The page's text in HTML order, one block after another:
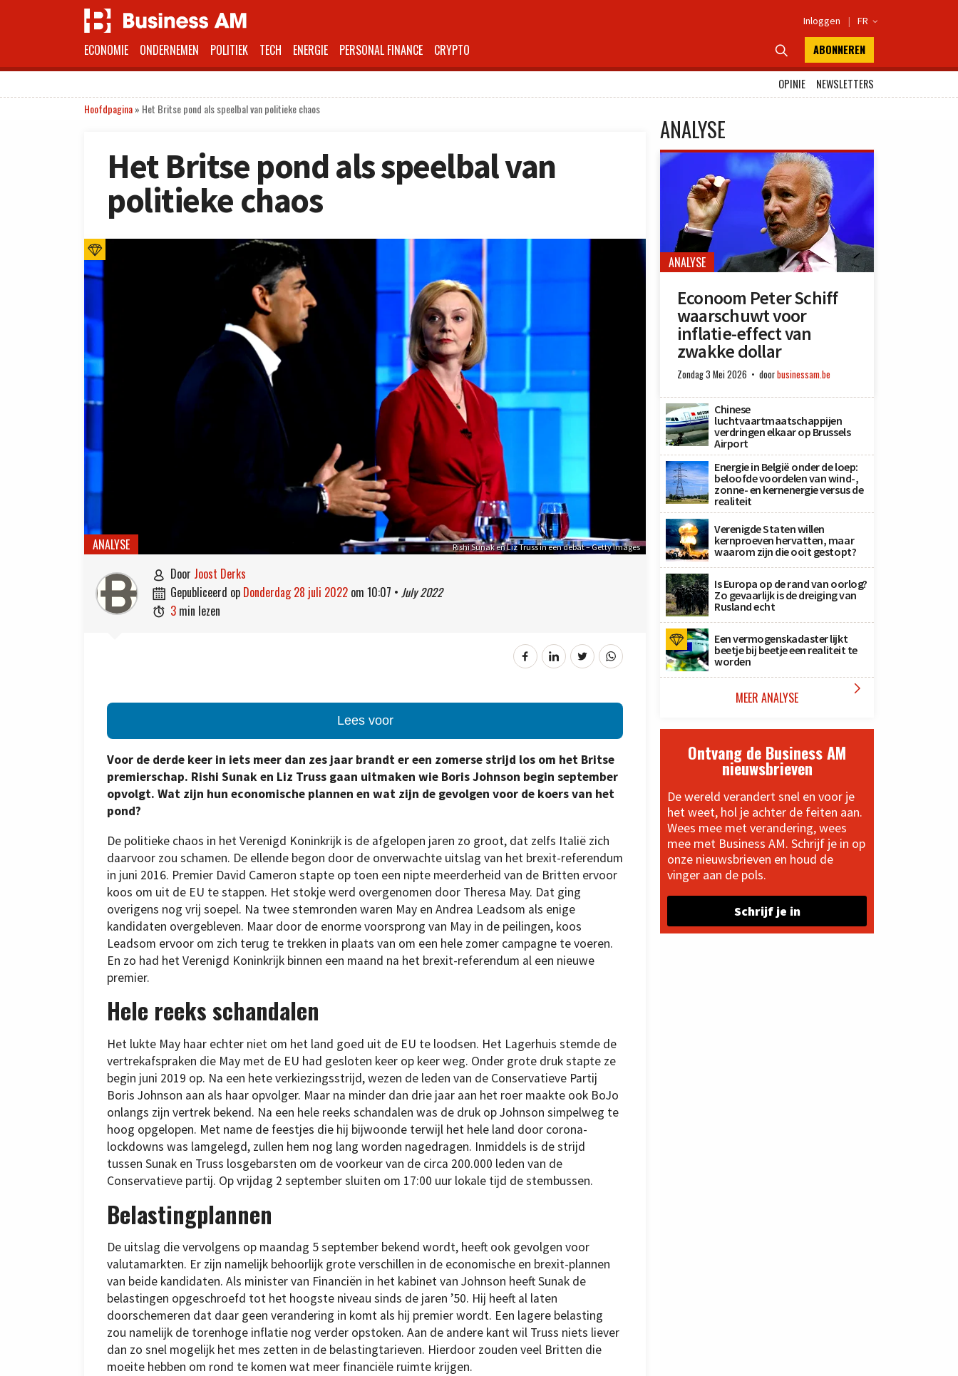
Inloggen | FR 
ECONOMIE ONDERNEMEN POLITIEK TECH ENERGIE PERSONAL FINANCE CRYPTO  ABONNEREN
OPINIE
NEWSLETTERS
Hoofdpagina» Het Britse pond als speelbal van politieke chaos
Het Britse pond als speelbal van
politieke chaos
Rishi Sunak en Liz Truss in een debat – Getty Images
ANALYSE
 door Joost Derks
 gepubliceerd op donderdag 28 juli 2022 om 10:07 • July 2022
 3 min lezen
Lees voor
Voor de derde keer in iets meer dan zes jaar brandt er een zomerse strijd los om het Britse
premierschap. Rishi Sunak en Liz Truss gaan uitmaken wie Boris Johnson begin september
opvolgt. Wat zijn hun economische plannen en wat zijn de gevolgen voor de koers van het
pond?
De politieke chaos in het Verenigd Koninkrijk is de afgelopen jaren zo groot, dat zelfs Italië zich
daarvoor zou schamen. De ellende begon door de onverwachte uitslag van het brexit-referendum
in juni 2016. Premier David Cameron stapte op toen een nipte meerderheid van de Britten ervoor
koos om uit de EU te stappen. Het stokje werd overgenomen door Theresa May. Dat ging
overigens nog vrij soepel. Na twee stemronden waren May en Andrea Leadsom als enige
kandidaten overgebleven. Maar door de enorme voorsprong van May in de peilingen, koos
Leadsom ervoor om zich terug te trekken in plaats van om een hele zomer campagne te voeren.
En zo had het Verenigd Koninkrijk binnen een maand na het brexit-referendum al een nieuwe
premier.
Hele reeks schandalen
Het lukte May haar echter niet om het land goed uit de EU te loodsen. Het Lagerhuis stemde de
vertrekafspraken die May met de EU had gesloten keer op keer weg. Onder grote druk stapte ze
begin juni 2019 op. Na een hete verkiezingsstrijd, wezen de leden van de Conservatieve Partij
Boris Johnson aan als haar opvolger. Maar na minder dan drie jaar aan het roer maakte ook BoJo
onlangs zijn vertrek bekend. Na een hele reeks schandalen was de druk op Johnson simpelweg te
hoog opgelopen. Met name de feestjes die hij bijwoonde terwijl het hele land door corona-
lockdowns was lamgelegd, zullen hem nog lang worden nagedragen. Inmiddels is de strijd
tussen Sunak en Truss losgebarsten om de voorkeur van de circa 200.000 leden van de
Conservatieve partij. Op vrijdag 2 september sluiten om 17:00 uur lokale tijd de stembussen.
Belastingplannen
De uitslag die vervolgens op maandag 5 september bekend wordt, heeft ook gevolgen voor
valutamarkten. Er zijn namelijk behoorlijk grote verschillen in de economische en brexit-plannen
van beide kandidaten. Als minister van Financiën in het kabinet van Johnson heeft Sunak de
belastingen opgeschroefd tot het hoogste niveau sinds de jaren ’50. Hij heeft al laten
doorschemeren dat daar geen verandering in komt als hij premier wordt. Een lagere belasting
zou namelijk de torenhoge inflatie nog verder opstoken. Aan de andere kant wil Truss niets liever
dan zo snel mogelijk het mes zetten in de belastingtarieven. Hierdoor zouden veel Britten die
moeite hebben om rond te komen wat meer financiële ruimte krijgen.
ANALYSE
ANALYSE
Econoom Peter Schiff
waarschuwt voor
inflatie-effect van
zwakke dollar
Zondag 3 Mei 2026 doorbusinessam.be
Chinese
luchtvaartmaatschappijen
verdringen elkaar op Brussels
Airport
Energie in België onder de loep:
beloofde voordelen van wind-,
zonne- en kernenergie versus de
realiteit
Verenigde Staten willen
kernproeven hervatten, maar
waarom zijn die ooit gestopt?
Is Europa op de rand van oorlog?
Zo gevaarlijk is de dreiging van
Rusland echt
Een vermogenskadaster lijkt
beetje bij beetje een realiteit te
worden
MEER ANALYSE 
Ontvang de Business AM
nieuwsbrieven
De wereld verandert snel en voor je
het weet, hol je achter de feiten aan.
Wees mee met verandering, wees
mee met Business AM. Schrijf je in op
onze nieuwsbrieven en houd de
vinger aan de pols.
Schrijf je in